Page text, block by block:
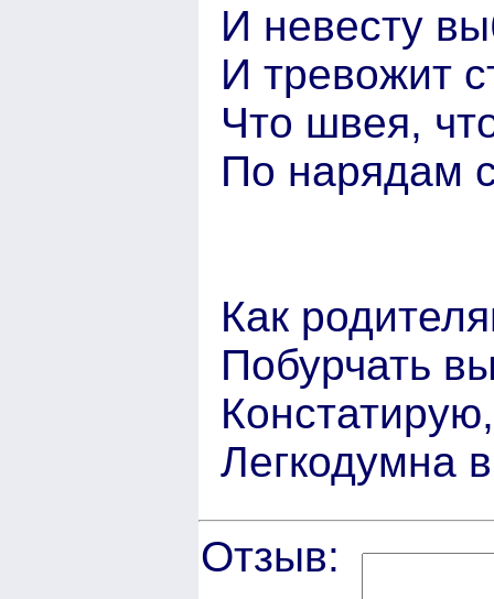
И невесту
И тревожит
Что швея,
По нарядам
Как
Побурчать
Легкодумна
Отзыв: